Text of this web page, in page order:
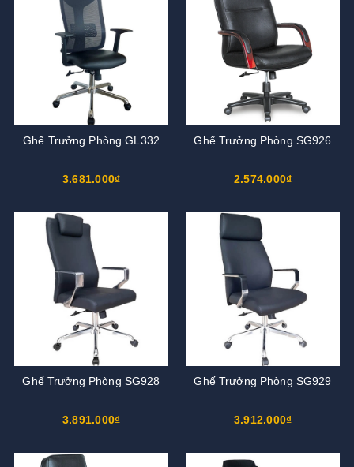
Ghế Trưởng Phòng GL332
3.681.000₫
Ghế Trưởng Phòng SG926
2.574.000₫
Ghế Trưởng Phòng SG928
3.891.000₫
Ghế Trưởng Phòng SG929
3.912.000₫